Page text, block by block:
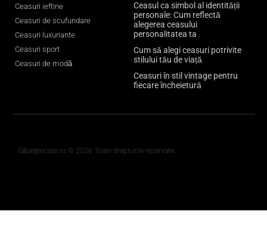
Ceasuri ieftine
Ceasuri de scufundare
Ceasuri luxuriante
Ceasuri sport
Ceasuri de modă
Ceasul ca simbol al identității
personale: Cum reflectă
alegerea ceasului
personalitatea ta
Cum să alegi ceasuri potrivite
stilului tău de viață
Ceasuri în stil vintage pentru
fiecare încheietură
Găseșteceas.ro © 2026 Toate drepturile rezervate.